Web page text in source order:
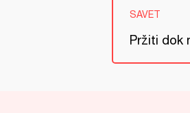
SAVET
Pržiti dok